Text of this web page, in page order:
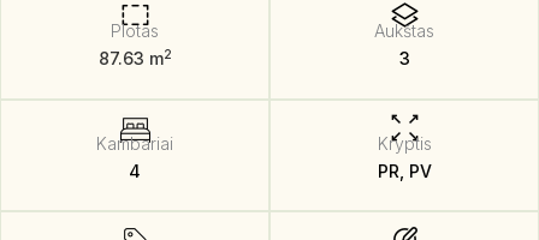
Plotas
87.63 m2
Aukštas
3
Kambariai
4
Kryptis
PR, PV